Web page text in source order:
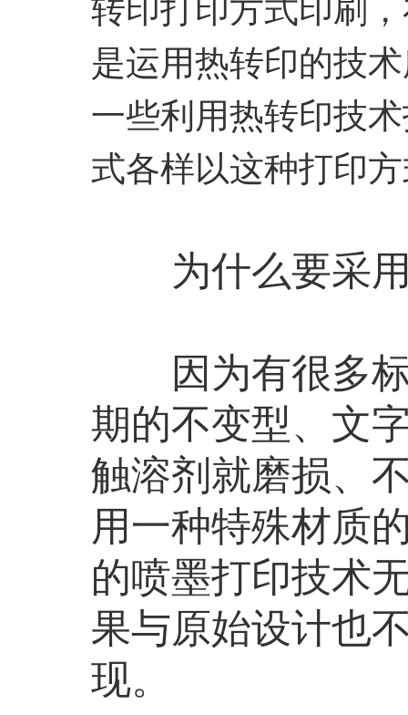
转印打印方式印刷
是运用热转印的技
一些利用热转印技
式各样以这种打印
为什么要采用
因为有很多标
期的不变型、文
触溶剂就磨损、
用一种特殊材质
的喷墨打印技术
果与原始设计也
现。